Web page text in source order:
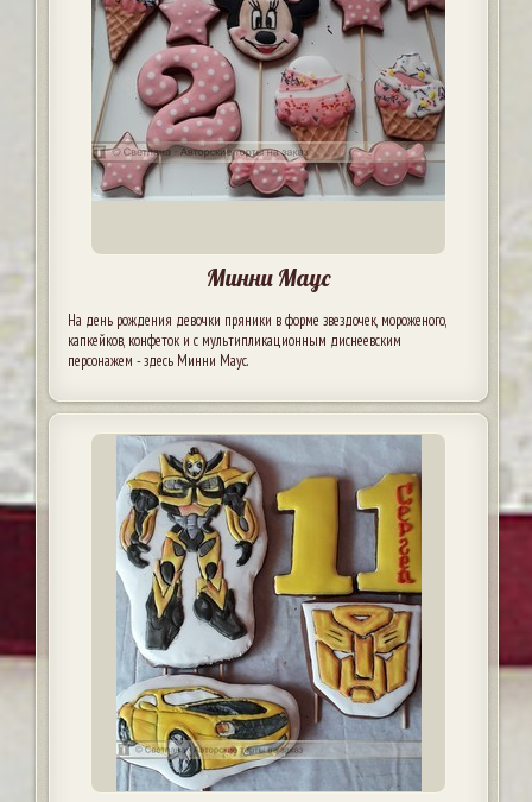
Минни Маус
На день рождения девочки пряники в форме звездочек, мороженого,
капкейков, конфеток и с мультипликационным диснеевским
персонажем - здесь Минни Маус.